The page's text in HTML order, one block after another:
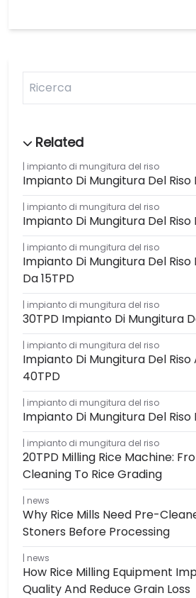
impianto di mungitura del riso
Impianto Di Mungitura Del Riso
impianto di mungitura del riso
Impianto Di Mungitura Del Riso
impianto di mungitura del riso
Impianto Di Mungitura Del Riso
Da 15TPD
impianto di mungitura del riso
30TPD Impianto Di Mungitura
impianto di mungitura del riso
Impianto Di Mungitura Del
40TPD
impianto di mungitura del riso
Impianto Di Mungitura Del
impianto di mungitura del riso
20TPD Milling Rice Machine:
Cleaning To Rice Grading
news
Why Rice Mills Need Pre-
Stoners Before Processing
news
How Rice Milling Equipment
Quality And Reduce Grain Loss